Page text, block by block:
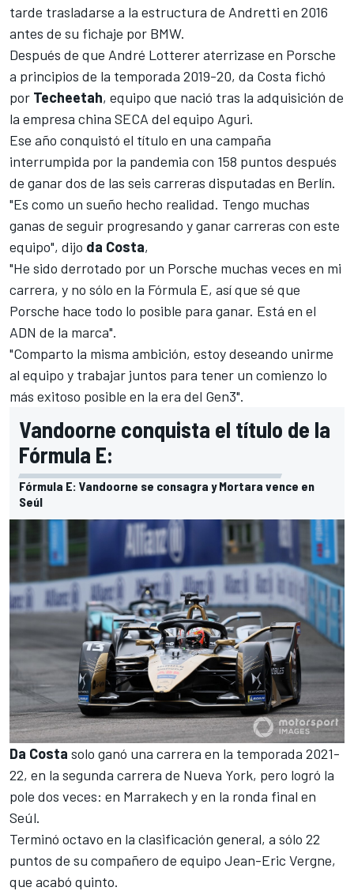
tarde trasladarse a la estructura de Andretti en 2016
antes de su fichaje por BMW.
Después de que André Lottereraterrizase en Porsche
a principios de la temporada 2019-20, da Costa fichó
por Techeetah, equipo que nació tras la adquisición de
la empresa china SECA del equipo Aguri.
Ese año conquistó el título en una campaña
interrumpida por la pandemia con 158 puntos después
de ganar dos de las seis carreras disputadas en Berlín.
"Es como un sueño hecho realidad. Tengo muchas
ganas de seguir progresando y ganar carreras con este
equipo", dijo da Costa,
"He sido derrotado por un Porsche muchas veces en mi
carrera, y no sólo en la Fórmula E, así que sé que
Porsche hace todo lo posible para ganar. Está en el
ADN de la marca".
"Comparto la misma ambición, estoy deseando unirme
al equipo y trabajar juntos para tener un comienzo lo
más exitoso posible en la era del Gen3".
Vandoorne conquista el título de la
Fórmula E:
Fórmula E: Vandoorne se consagra y Mortara vence en
Seúl
Da Costa solo ganó una carrera en la temporada 2021-
22, en la segunda carrera de Nueva York, pero logró la
pole dos veces: en Marrakech y en la ronda final en
Seúl.
Terminó octavo en la clasificación general, a sólo 22
puntos de su compañero de equipo Jean-Eric Vergne,
que acabó quinto.